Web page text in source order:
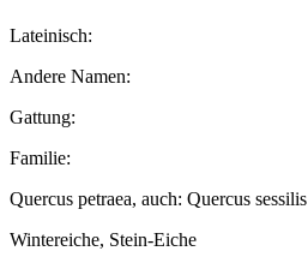
Lateinisch:
Andere Namen:
Gattung:
Familie:
Quercus petraea, auch: Quercus sessilis
Wintereiche, Stein-Eiche